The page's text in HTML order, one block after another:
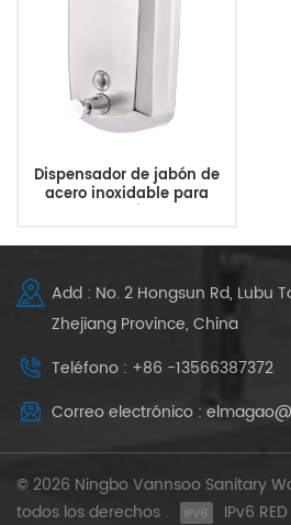
Dispensador de jabón de
acero inoxidable para
baños comerciales de 500
Add : No. 2 Hongsun Rd, Lubu
Zhejiang Province, China
Teléfono : +86 -13566387372
Correo electrónico :
© 2026 Ningbo Vannsoo Sanitary
todos los derechos .
IPv6